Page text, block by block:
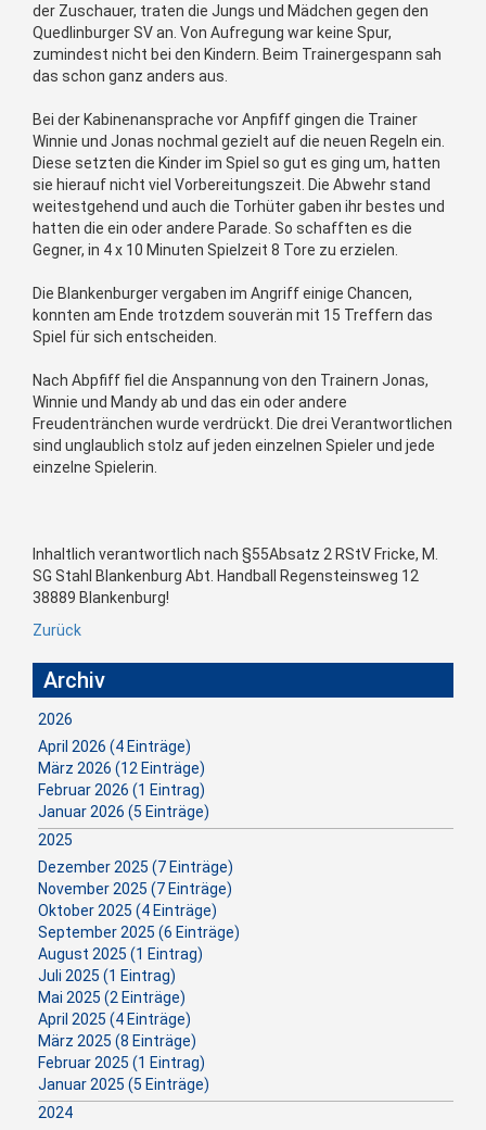
der Zuschauer, traten die Jungs und Mädchen gegen den
Quedlinburger SV an. Von Aufregung war keine Spur,
zumindest nicht bei den Kindern. Beim Trainergespann sah
das schon ganz anders aus.
Bei der Kabinenansprache vor Anpfiff gingen die Trainer
Winnie und Jonas nochmal gezielt auf die neuen Regeln ein.
Diese setzten die Kinder im Spiel so gut es ging um, hatten
sie hierauf nicht viel Vorbereitungszeit. Die Abwehr stand
weitestgehend und auch die Torhüter gaben ihr bestes und
hatten die ein oder andere Parade. So schafften es die
Gegner, in 4 x 10 Minuten Spielzeit 8 Tore zu erzielen.
Die Blankenburger vergaben im Angriff einige Chancen,
konnten am Ende trotzdem souverän mit 15 Treffern das
Spiel für sich entscheiden.
Nach Abpfiff fiel die Anspannung von den Trainern Jonas,
Winnie und Mandy ab und das ein oder andere
Freudentränchen wurde verdrückt. Die drei Verantwortlichen
sind unglaublich stolz auf jeden einzelnen Spieler und jede
einzelne Spielerin.
Inhaltlich verantwortlich nach §55Absatz 2 RStV Fricke, M.
SG Stahl Blankenburg Abt. Handball Regensteinsweg 12
38889 Blankenburg!
Zurück
Archiv
2026
April 2026 (4 Einträge)
März 2026 (12 Einträge)
Februar 2026 (1 Eintrag)
Januar 2026 (5 Einträge)
2025
Dezember 2025 (7 Einträge)
November 2025 (7 Einträge)
Oktober 2025 (4 Einträge)
September 2025 (6 Einträge)
August 2025 (1 Eintrag)
Juli 2025 (1 Eintrag)
Mai 2025 (2 Einträge)
April 2025 (4 Einträge)
März 2025 (8 Einträge)
Februar 2025 (1 Eintrag)
Januar 2025 (5 Einträge)
2024